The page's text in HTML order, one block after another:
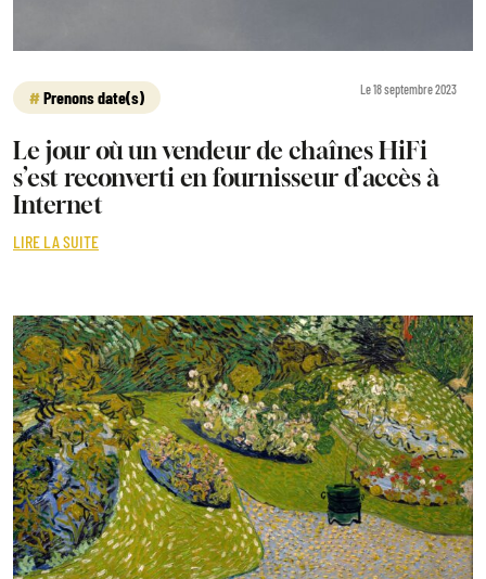
Prenons date(s) Le 18 septembre 2023
Le jour où un vendeur de chaînes HiFi
s’est reconverti en fournisseur d’accès à
Internet
LIRE LA SUITE